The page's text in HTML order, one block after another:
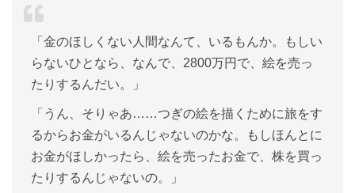
「金のほしくない人間なんて、いるもんか。もしい
らないひとなら、なんで、2800万円で、絵を売っ
たりするんだい。」
「うん、そりゃあ……つぎの絵を描くために旅をす
るからお金がいるんじゃないのかな。もしほんとに
お金がほしかったら、絵を売ったお金で、株を買っ
たりするんじゃないの。」